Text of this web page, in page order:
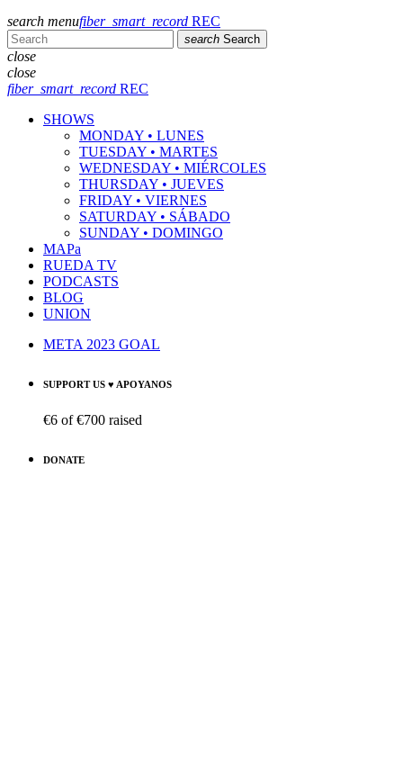
search menufiber_smart_record REC
search Search
close
close
fiber_smart_record REC
SHOWS
MONDAY • LUNES
TUESDAY • MARTES
WEDNESDAY • MIÉRCOLES
THURSDAY • JUEVES
FRIDAY • VIERNES
SATURDAY • SÁBADO
SUNDAY • DOMINGO
MAPa
RUEDA TV
PODCASTS
BLOG
UNION
META 2023 GOAL
SUPPORT US ♥ APOYANOS
€6 of€700 raised
DONATE